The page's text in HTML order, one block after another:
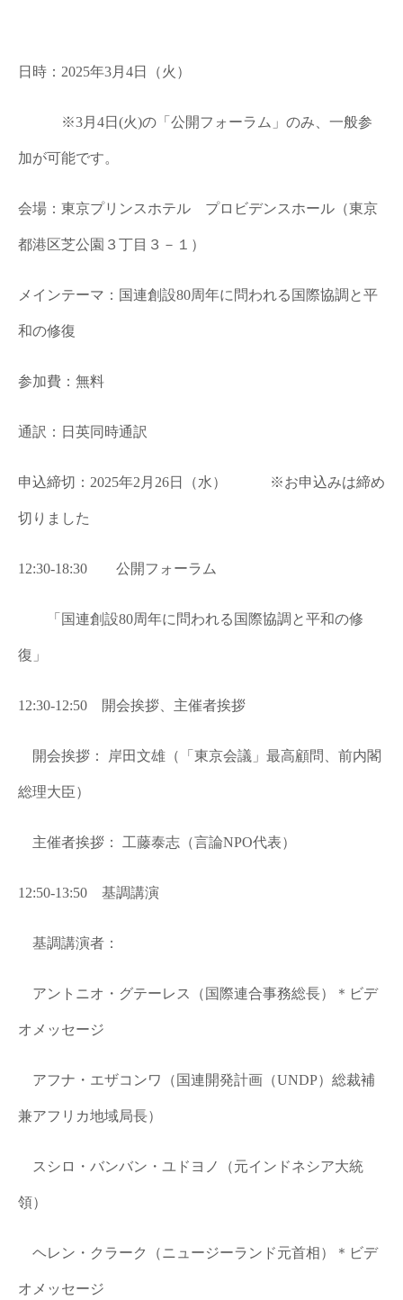
日時：2025年3月4日（火）
※3月4日(火)の「公開フォーラム」のみ、一般参
加が可能です。
会場：東京プリンスホテル プロビデンスホール（東京
都港区芝公園３丁目３－１）
メインテーマ：国連創設80周年に問われる国際協調と平
和の修復
参加費：無料
通訳：日英同時通訳
申込締切：2025年2月26日（水） ※お申込みは締め
切りました
12:30-18:30 公開フォーラム
「国連創設80周年に問われる国際協調と平和の修
復」
12:30-12:50 開会挨拶、主催者挨拶
開会挨拶： 岸田文雄（「東京会議」最高顧問、前内閣
総理大臣）
主催者挨拶： 工藤泰志（言論NPO代表）
12:50-13:50 基調講演
基調講演者：
アントニオ・グテーレス（国際連合事務総長）＊ビデ
オメッセージ
アフナ・エザコンワ（国連開発計画（UNDP）総裁補
兼アフリカ地域局長）
スシロ・バンバン・ユドヨノ（元インドネシア大統
領）
ヘレン・クラーク（ニュージーランド元首相）＊ビデ
オメッセージ